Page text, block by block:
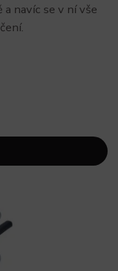
navíc se v ní vše